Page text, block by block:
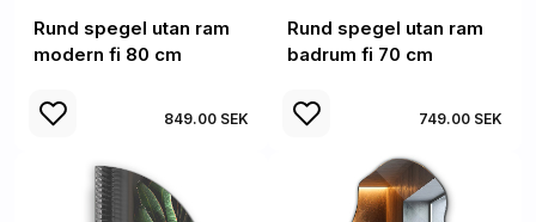
Rund spegel utan ram
modern fi 80 cm
849.00 SEK
Rund spegel utan ram
badrum fi 70 cm
749.00 SEK